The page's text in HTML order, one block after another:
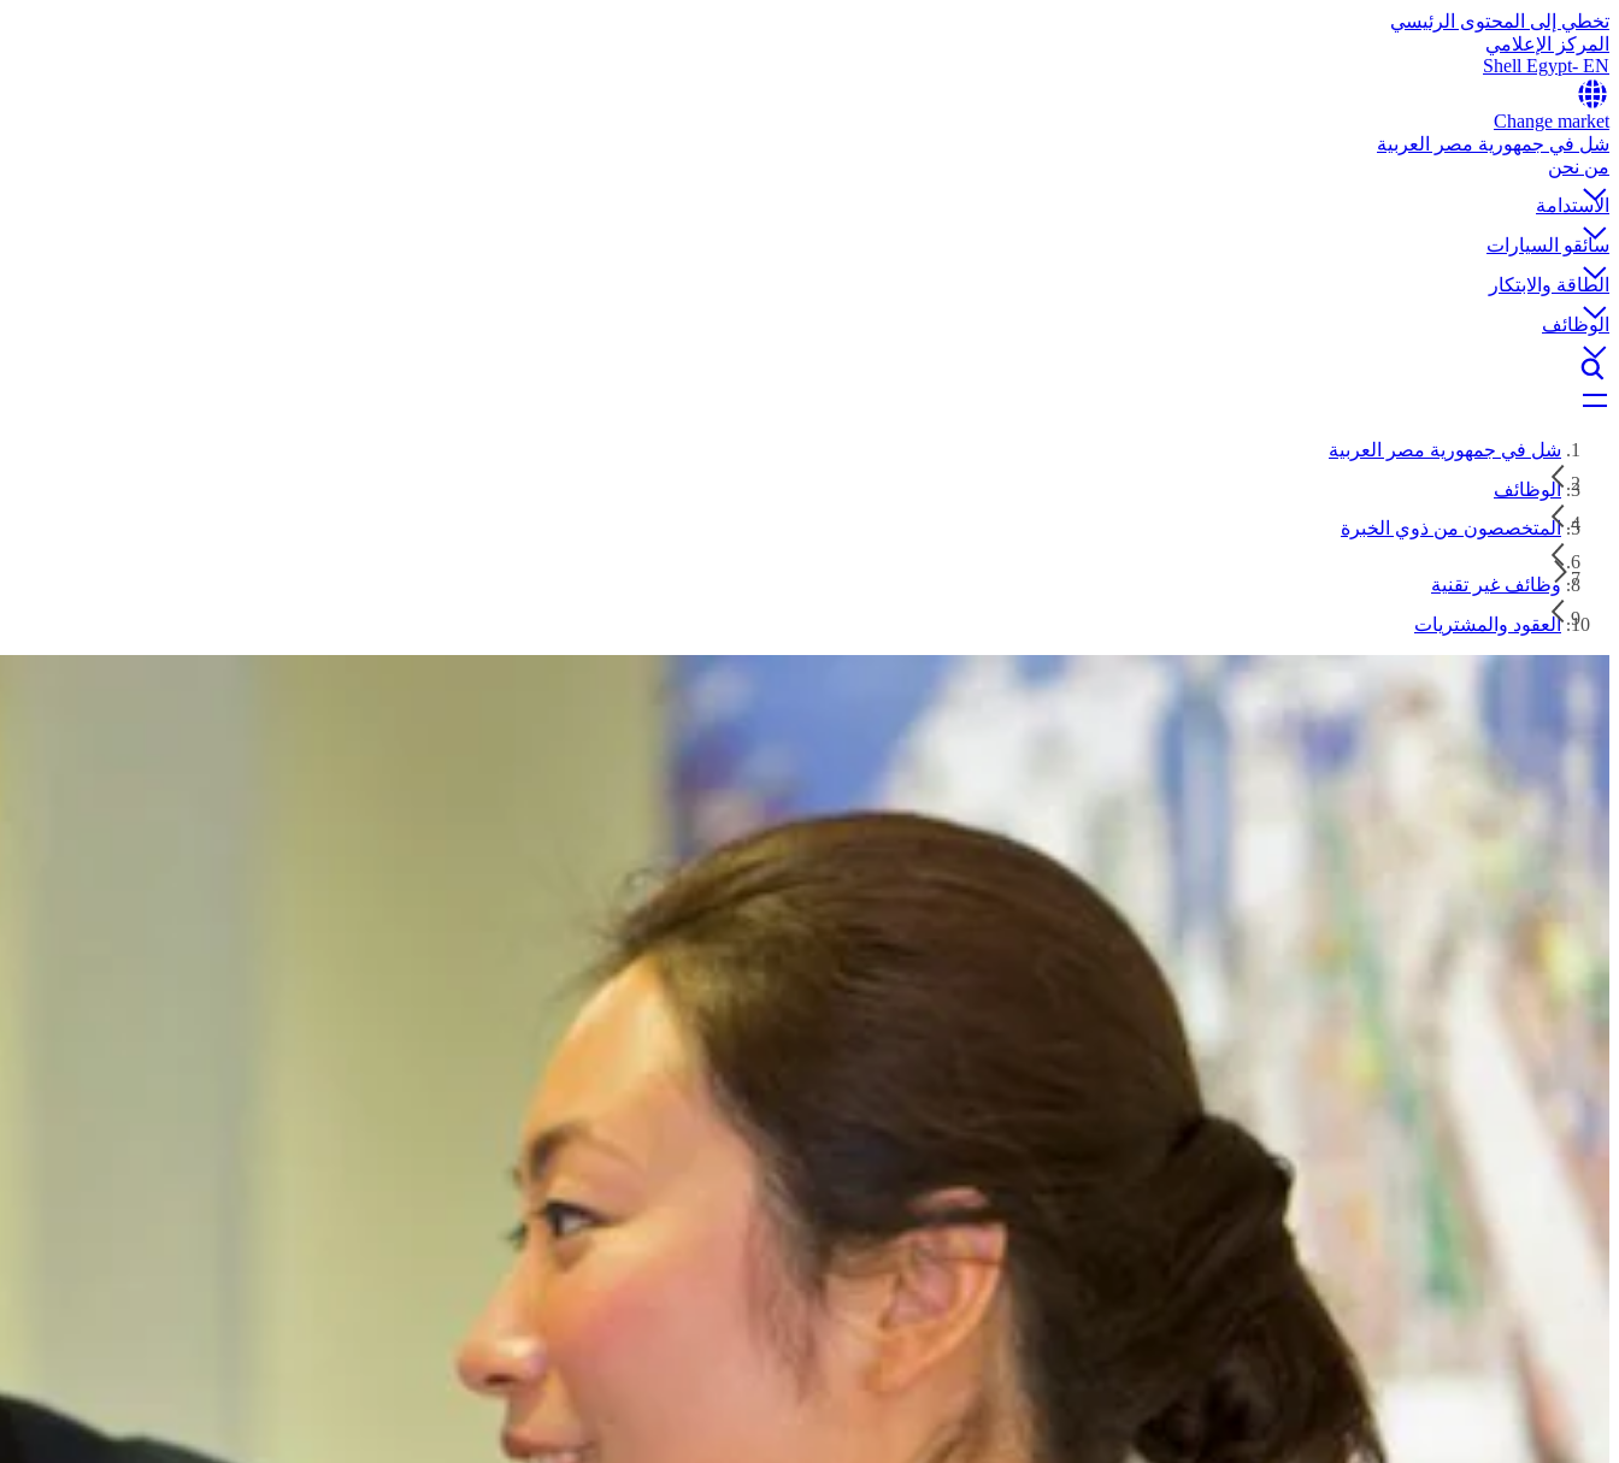
تخطي إلى المحتوى الرئيسي
المركز الإعلامي
Shell Egypt- EN
Change market
شل في جمهورية مصر العربية
من نحن
الاستدامة
سائقو السيارات
الطاقة والابتكار
الوظائف
شل في جمهورية مصر العربية
الوظائف
المتخصصون من ذوي الخبرة
وظائف غير تقنية
العقود والمشتريات